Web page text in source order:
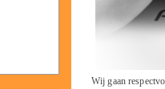
Wij gaan